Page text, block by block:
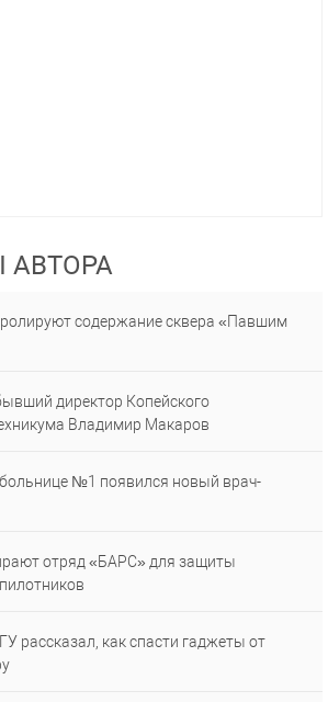
АВТОРА
содержание сквера «Павшим
директор Копейского
Владимир Макаров
№1 появился новый врач-
отряд «БАРС» для защиты
рассказал, как спасти гаджеты от